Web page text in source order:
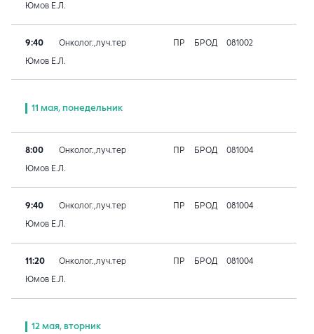
Юмов Е.Л.
9:40 Онколог.,луч.тер ПР БРОД 081002
Юмов Е.Л.
11 мая, понедельник
8:00 Онколог.,луч.тер ПР БРОД 081004
Юмов Е.Л.
9:40 Онколог.,луч.тер ПР БРОД 081004
Юмов Е.Л.
11:20 Онколог.,луч.тер ПР БРОД 081004
Юмов Е.Л.
12 мая, вторник